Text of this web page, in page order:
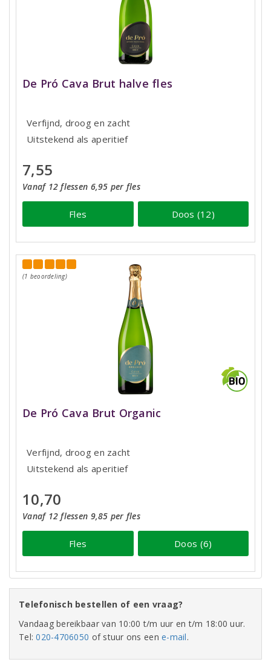
De Pró Cava Brut halve fles
Verfijnd, droog en zacht
Uitstekend als aperitief
7,55
Vanaf 12 flessen 6,95 per fles
Fles Doos (12)
(1 beoordeling)
De Pró Cava Brut Organic
Verfijnd, droog en zacht
Uitstekend als aperitief
10,70
Vanaf 12 flessen 9,85 per fles
Fles Doos (6)
Telefonisch bestellen of een vraag?
Vandaag bereikbaar van 10:00 t/m uur en t/m 18:00 uur.
Tel:020-4706050 of stuur ons eene-mail.